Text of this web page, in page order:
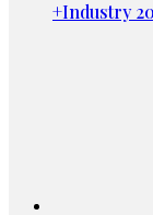
+Industry